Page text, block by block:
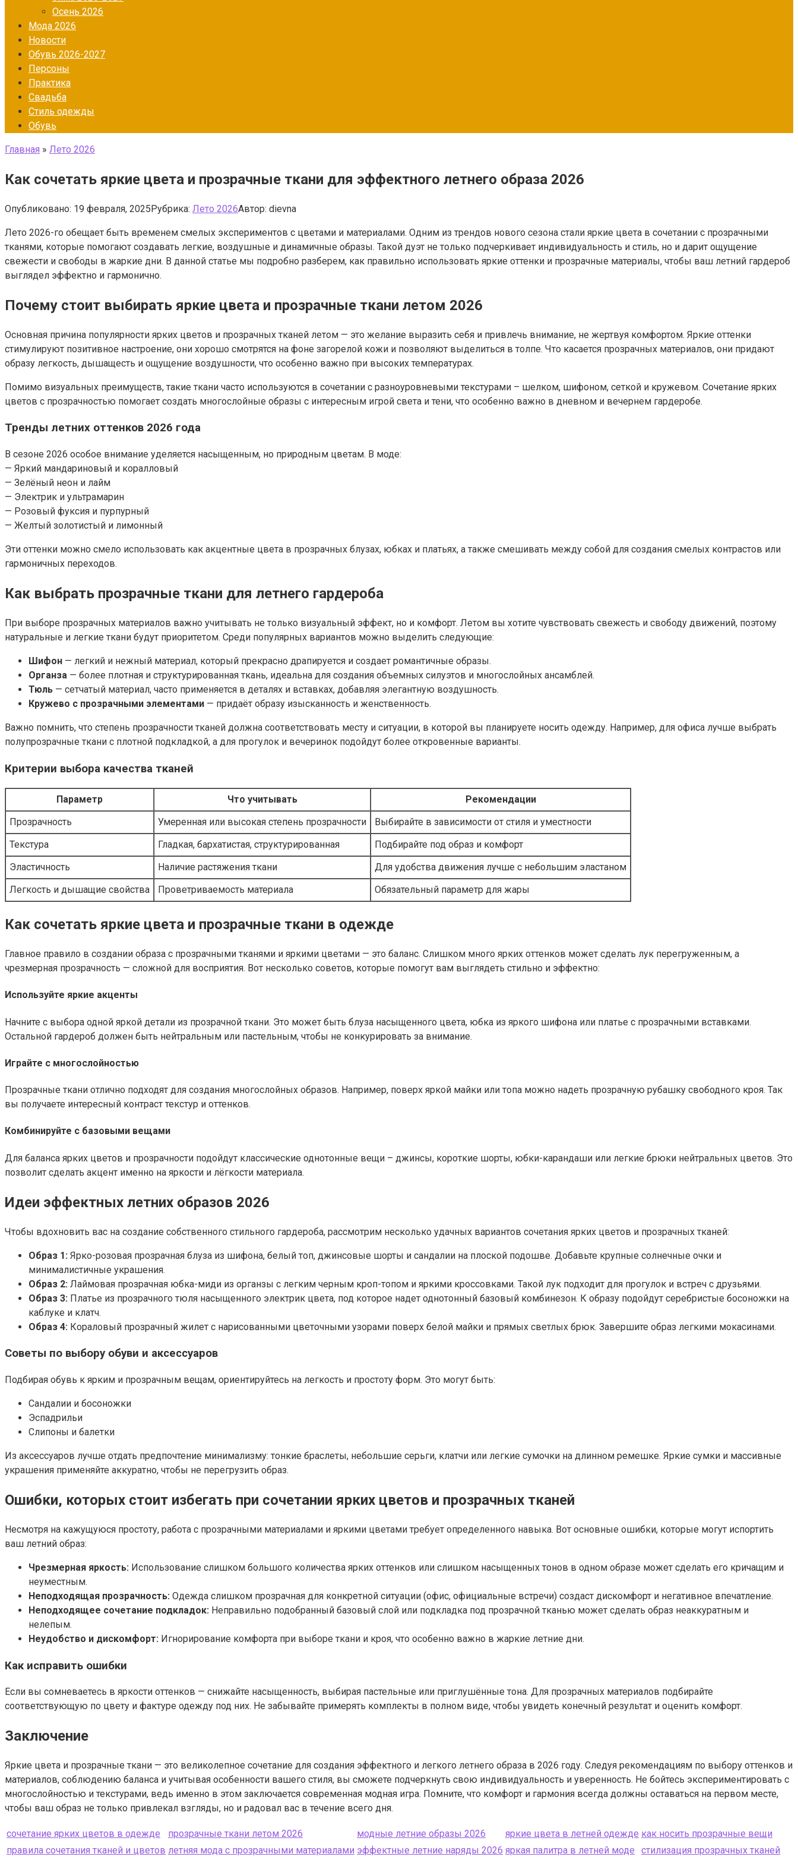
Осень 2026
Мода 2026
Новости
Обувь 2026-2027
Персоны
Практика
Свадьба
Стиль одежды
Обувь
Главная » Лето 2026
Как сочетать яркие цвета и прозрачные ткани для эффектного летнего образа 2026
Опубликовано: 19 февраля, 2025Рубрика: Лето 2026Автор: dievna
Лето 2026-го обещает быть временем смелых экспериментов с цветами и материалами. Одним из трендов нового сезона стали яркие цвета в сочетании с прозрачными
тканями, которые помогают создавать легкие, воздушные и динамичные образы. Такой дуэт не только подчеркивает индивидуальность и стиль, но и дарит ощущение
свежести и свободы в жаркие дни. В данной статье мы подробно разберем, как правильно использовать яркие оттенки и прозрачные материалы, чтобы ваш летний гардероб
выглядел эффектно и гармонично.
Почему стоит выбирать яркие цвета и прозрачные ткани летом 2026
Основная причина популярности ярких цветов и прозрачных тканей летом — это желание выразить себя и привлечь внимание, не жертвуя комфортом. Яркие оттенки
стимулируют позитивное настроение, они хорошо смотрятся на фоне загорелой кожи и позволяют выделиться в толпе. Что касается прозрачных материалов, они придают
образу легкость, дышащесть и ощущение воздушности, что особенно важно при высоких температурах.
Помимо визуальных преимуществ, такие ткани часто используются в сочетании с разноуровневыми текстурами – шелком, шифоном, сеткой и кружевом. Сочетание ярких
цветов с прозрачностью помогает создать многослойные образы с интересным игрой света и тени, что особенно важно в дневном и вечернем гардеробе.
Тренды летних оттенков 2026 года
В сезоне 2026 особое внимание уделяется насыщенным, но природным цветам. В моде:
— Яркий мандариновый и коралловый
— Зелёный неон и лайм
— Электрик и ультрамарин
— Розовый фуксия и пурпурный
— Желтый золотистый и лимонный
Эти оттенки можно смело использовать как акцентные цвета в прозрачных блузах, юбках и платьях, а также смешивать между собой для создания смелых контрастов или
гармоничных переходов.
Как выбрать прозрачные ткани для летнего гардероба
При выборе прозрачных материалов важно учитывать не только визуальный эффект, но и комфорт. Летом вы хотите чувствовать свежесть и свободу движений, поэтому
натуральные и легкие ткани будут приоритетом. Среди популярных вариантов можно выделить следующие:
Шифон — легкий и нежный материал, который прекрасно драпируется и создает романтичные образы.
Органза — более плотная и структурированная ткань, идеальна для создания объемных силуэтов и многослойных ансамблей.
Тюль — сетчатый материал, часто применяется в деталях и вставках, добавляя элегантную воздушность.
Кружево с прозрачными элементами — придаёт образу изысканность и женственность.
Важно помнить, что степень прозрачности тканей должна соответствовать месту и ситуации, в которой вы планируете носить одежду. Например, для офиса лучше выбрать
полупрозрачные ткани с плотной подкладкой, а для прогулок и вечеринок подойдут более откровенные варианты.
Критерии выбора качества тканей
Параметр Что учитывать
Рекомендации
Прозрачность
Умеренная или высокая степень прозрачности
Выбирайте в зависимости от стиля и уместности
Текстура
Гладкая, бархатистая, структурированная
Подбирайте под образ и комфорт
Эластичность
Наличие растяжения ткани
Для удобства движения лучше с небольшим эластаном
Легкость и дышащие свойства
Проветриваемость материала Обязательный параметр для жары
Как сочетать яркие цвета и прозрачные ткани в одежде
Главное правило в создании образа с прозрачными тканями и яркими цветами — это баланс. Слишком много ярких оттенков может сделать лук перегруженным, а
чрезмерная прозрачность — сложной для восприятия. Вот несколько советов, которые помогут вам выглядеть стильно и эффектно:
Используйте яркие акценты
Начните с выбора одной яркой детали из прозрачной ткани. Это может быть блуза насыщенного цвета, юбка из яркого шифона или платье с прозрачными вставками.
Остальной гардероб должен быть нейтральным или пастельным, чтобы не конкурировать за внимание.
Играйте с многослойностью
Прозрачные ткани отлично подходят для создания многослойных образов. Например, поверх яркой майки или топа можно надеть прозрачную рубашку свободного кроя. Так
вы получаете интересный контраст текстур и оттенков.
Комбинируйте с базовыми вещами
Для баланса ярких цветов и прозрачности подойдут классические однотонные вещи – джинсы, короткие шорты, юбки-карандаши или легкие брюки нейтральных цветов. Это
позволит сделать акцент именно на яркости и лёгкости материала.
Идеи эффектных летних образов 2026
Чтобы вдохновить вас на создание собственного стильного гардероба, рассмотрим несколько удачных вариантов сочетания ярких цветов и прозрачных тканей:
Образ 1: Ярко-розовая прозрачная блуза из шифона, белый топ, джинсовые шорты и сандалии на плоской подошве. Добавьте крупные солнечные очки и
минималистичные украшения.
Образ 2: Лаймовая прозрачная юбка-миди из органзы с легким черным кроп-топом и яркими кроссовками. Такой лук подходит для прогулок и встреч с друзьями.
Образ 3: Платье из прозрачного тюля насыщенного электрик цвета, под которое надет однотонный базовый комбинезон. К образу подойдут серебристые босоножки на
каблуке и клатч.
Образ 4: Кораловый прозрачный жилет с нарисованными цветочными узорами поверх белой майки и прямых светлых брюк. Завершите образ легкими мокасинами.
Советы по выбору обуви и аксессуаров
Подбирая обувь к ярким и прозрачным вещам, ориентируйтесь на легкость и простоту форм. Это могут быть:
Сандалии и босоножки
Эспадрильи
Слипоны и балетки
Из аксессуаров лучше отдать предпочтение минимализму: тонкие браслеты, небольшие серьги, клатчи или легкие сумочки на длинном ремешке. Яркие сумки и массивные
украшения применяйте аккуратно, чтобы не перегрузить образ.
Ошибки, которых стоит избегать при сочетании ярких цветов и прозрачных тканей
Несмотря на кажущуюся простоту, работа с прозрачными материалами и яркими цветами требует определенного навыка. Вот основные ошибки, которые могут испортить
ваш летний образ:
Чрезмерная яркость: Использование слишком большого количества ярких оттенков или слишком насыщенных тонов в одном образе может сделать его кричащим и
неуместным.
Неподходящая прозрачность: Одежда слишком прозрачная для конкретной ситуации (офис, официальные встречи) создаст дискомфорт и негативное впечатление.
Неподходящее сочетание подкладок: Неправильно подобранный базовый слой или подкладка под прозрачной тканью может сделать образ неаккуратным и
нелепым.
Неудобство и дискомфорт: Игнорирование комфорта при выборе ткани и кроя, что особенно важно в жаркие летние дни.
Как исправить ошибки
Если вы сомневаетесь в яркости оттенков — снижайте насыщенность, выбирая пастельные или приглушённые тона. Для прозрачных материалов подбирайте
соответствующую по цвету и фактуре одежду под них. Не забывайте примерять комплекты в полном виде, чтобы увидеть конечный результат и оценить комфорт.
Заключение
Яркие цвета и прозрачные ткани — это великолепное сочетание для создания эффектного и легкого летнего образа в 2026 году. Следуя рекомендациям по выбору оттенков и
материалов, соблюдению баланса и учитывая особенности вашего стиля, вы сможете подчеркнуть свою индивидуальность и уверенность. Не бойтесь экспериментировать с
многослойностью и текстурами, ведь именно в этом заключается современная модная игра. Помните, что комфорт и гармония всегда должны оставаться на первом месте,
чтобы ваш образ не только привлекал взгляды, но и радовал вас в течение всего дня.
сочетание ярких цветов в одежде прозрачные ткани летом 2026 модные летние образы 2026 яркие цвета в летней одежде как носить прозрачные вещи
правила сочетания тканей и цветов летняя мода с прозрачными материалами эффектные летние наряды 2026 яркая палитра в летней моде стилизация прозрачных тканей